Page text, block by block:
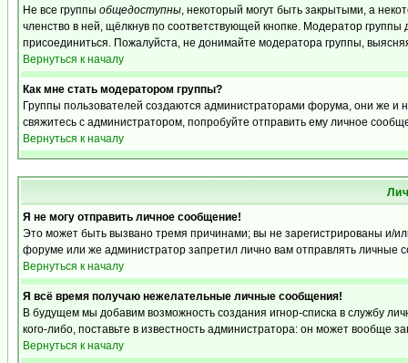
Не все группы общедоступны, некоторый могут быть закрытыми, а
членство в ней, щёлкнув по соответствующей кнопке. Модератор
присоединиться. Пожалуйста, не донимайте модератора группы,
Вернуться к началу
Как мне стать модератором группы?
Группы пользователей создаются администраторами форума, они же и
свяжитесь с администратором, попробуйте отправить ему личное
Вернуться к началу
Я не могу отправить личное сообщение!
Это может быть вызвано тремя причинами; вы не зарегистрированы и/
форуме или же администратор запретил лично вам отправлять личные
Вернуться к началу
Я всё время получаю нежелательные личные сообщения!
В будущем мы добавим возможность создания игнор-списка в службу
кого-либо, поставьте в известность администратора: он может вообще
Вернуться к началу